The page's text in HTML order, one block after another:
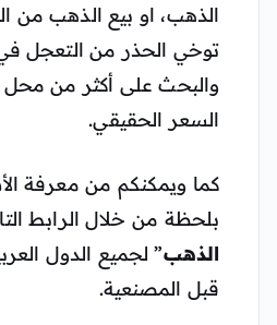
الذهب، او بيع الذهب من
توخي الحذر من التعجل في
والبحث على أكثر من محل
السعر الحقيقي.
كما ويمكنكم من معرفة
بلحظة من خلال الرابط
الذهب” لجميع الدول
قبل المصنعية.